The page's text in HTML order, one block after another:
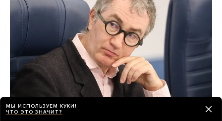
Ректор ГИТИСа Григорий Заславский
МЫ ИСПОЛЬЗУЕМ КУКИ!
ЧТО ЭТО ЗНАЧИТ?